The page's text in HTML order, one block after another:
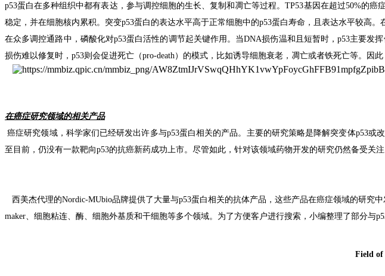
p53蛋白在多种组织中都有表达，参与调控细胞的生长、复制和凋亡等过程。TP53基因在超过50%的癌
稳定，并在细胞核内累积。突变p53蛋白的表达水平高于正常细胞中的p53蛋白寿命，且表达水平较高。
在众多调控通路中，磷酸化对p53蛋白活性的调节起关键作用。当DNA损伤温和且短暂时，p53主要发
损伤难以修复时， p53则会促进死亡（pro-death）的模式，比如诱导细胞衰老，凋亡或者铁死亡等。因此
在癌症研究领域的相关产品
癌症研究领域，科学家们已经研发出许多与p53蛋白相关的产品。主要的研究策略是降解突变体p53或
至目前，仍没有一款靶向p53的抗癌新药成功上市。 尽管如此，针对该领域药物开发的研究仍然备受关
西美杰代理的Nordic-MUbio品牌提供了大量与p53蛋白相关的抗体产品，这些产品在癌症领域的研究
maker、细胞粘连、酶、细胞外基质和干细胞等多个领域。为了方便客户进行搜索，小编整理了部分与
Fieldof